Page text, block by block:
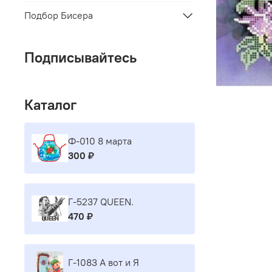
Подбор Бисера
Подписывайтесь
Каталог
Ф-010 8 марта
300 ₽
Г-5237 QUEEN.
470 ₽
Г-1083 А вот и Я